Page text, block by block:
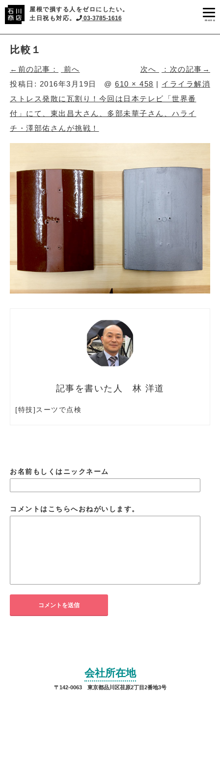
屋根で損する人をゼロにしたい。
土日祝も対応。
03-3785-1616 menu
比較１
前へ
次へ
投稿日: 2016年3月19日 @ 610 × 458 | イライラ解消
ストレス発散に瓦割り！今回は日本テレビ「世界番
付」にて、東出昌大さん、多部未華子さん、ハライ
チ・澤部佑さんが挑戦！
林 洋道
[特技]スーツで点検
お名前もしくはニックネーム
コメントはこちらへおねがいします。
会社所在地
〒142-0063 東京都品川区荏原2丁目2番地3号